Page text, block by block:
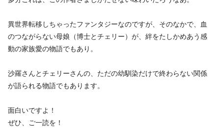
異世界転移しちゃったファンタジーなのですが、そのなかで、血
のつながらない母娘（博士とチェリー）が、絆をたしかめあう感
動の家族愛の物語でもあり。
沙羅さんとチェリーさんの、ただの幼馴染だけで終わらない関係
が語られる物語でもあります。
面白いですよ！
ぜひ、ご一読を！